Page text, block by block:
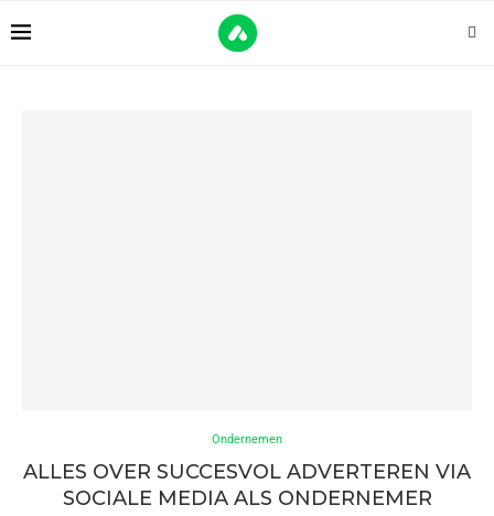
Ondernemen
ALLES OVER SUCCESVOL ADVERTEREN VIA
SOCIALE MEDIA ALS ONDERNEMER